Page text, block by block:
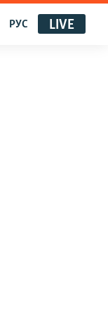
РУС LIVE